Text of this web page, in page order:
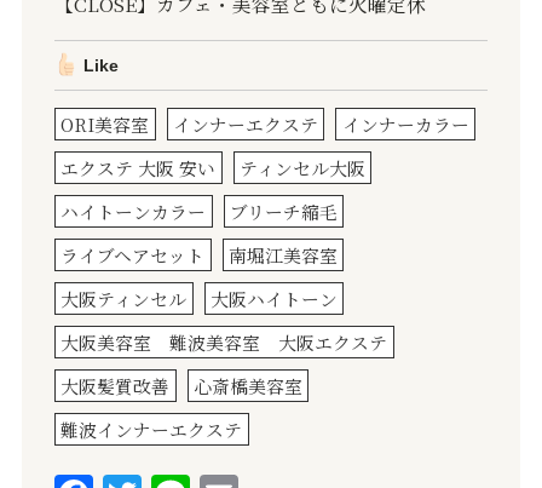
Like
ORI美容室 インナーエクステ
インナーカラー
エクステ 大阪 安い
ティンセル大阪
ハイトーンカラー
ブリーチ縮毛
ライブヘアセット
南堀江美容室
大阪ティンセル
大阪ハイトーン
大阪美容室 難波美容室 大阪エクステ
大阪髪質改善
心斎橋美容室
難波インナーエクステ